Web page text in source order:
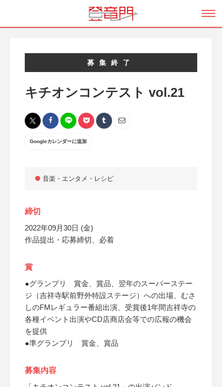
募集終了
キチオンコンテスト vol.21
Googleカレンダーに追加
音楽・エンタメ・レシピ
締切
2022年09月30日 (金)
作品提出・応募締切、必着
賞
●グランプリ 賞金、賞品、翌年のスーパーステー
ジ（吉祥寺駅前野外特設ステージ）への出場、むさ
しのFMレギュラー番組出演、受賞後1年間吉祥寺の
各種イベント出演やCD店商店会等での広報の機会
を提供
●準グランプリ 賞金、賞品
募集内容